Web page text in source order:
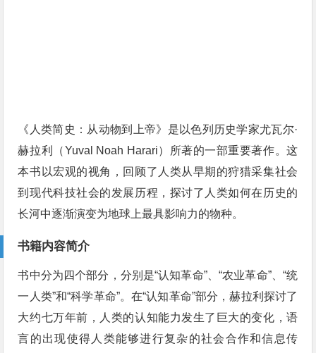
《人类简史：从动物到上帝》是以色列历史学家尤瓦尔·
赫拉利（Yuval Noah Harari）所著的一部重要著作。这
本书以宏观的视角，回顾了人类从早期的狩猎采集社会
到现代科技社会的发展历程，探讨了人类如何在历史的
长河中逐渐演变为地球上最具影响力的物种。
书籍内容简介
书中分为四个部分，分别是“认知革命”、“农业革命”、“统
一人类”和“科学革命”。在“认知革命”部分，赫拉利探讨了
大约七万年前，人类的认知能力发生了巨大的变化，语
言的出现使得人类能够进行复杂的社会合作和信息传